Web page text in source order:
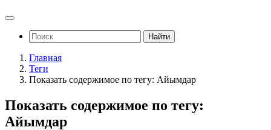
Найти
Главная
Теги
Показать содержимое по тегу: Айымдар
Показать содержимое по тегу:
Айымдар